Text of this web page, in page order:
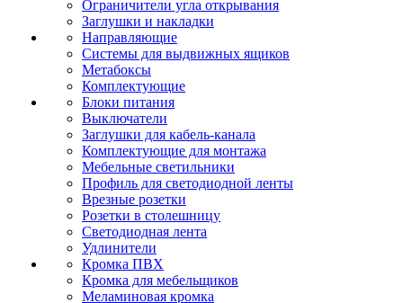
Ограничители угла открывания
Заглушки и накладки
Направляющие
Системы для выдвижных ящиков
Метабоксы
Комплектующие
Блоки питания
Выключатели
Заглушки для кабель-канала
Комплектующие для монтажа
Мебельные светильники
Профиль для светодиодной ленты
Врезные розетки
Розетки в столешницу
Светодиодная лента
Удлинители
Кромка ПВХ
Кромка для мебельщиков
Меламиновая кромка